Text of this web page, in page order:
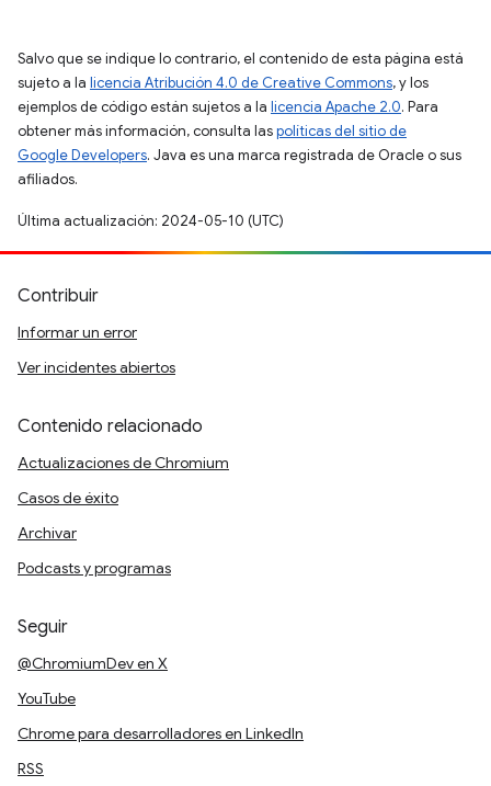
Salvo que se indique lo contrario, el contenido de esta página está
sujeto a la licencia Atribución 4.0 de Creative Commons, y los
ejemplos de código están sujetos a la licencia Apache 2.0. Para
obtener más información, consulta laspolíticas del sitio de
Google Developers. Java es una marca registrada de Oracle o sus
afiliados.
Última actualización: 2024-05-10 (UTC)
Contribuir
Informar un error
Ver incidentes abiertos
Contenido relacionado
Actualizaciones de Chromium
Casos de éxito
Archivar
Podcasts y programas
Seguir
@ChromiumDev en X
YouTube
Chrome para desarrolladores en LinkedIn
RSS